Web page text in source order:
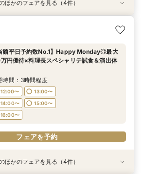
めて式場見学のおふたり】即決なしで安心＆
軽×シェフ特選試食
9:00〜
14:00〜
フェアを予約
時以降】お仕事帰りやテーマパーク帰りに夜
ペシャリテ試食
17:00〜
17:30〜
フェアを予約
からOK【少人数で結婚式】アットホームウ
ィング相談会
9:00〜
14:00〜
フェアを予約
犬と叶えるペット婚】リングドッグ＆足形ス
プ×厳選試食＆20万円分のワンちゃん優待
9:00〜
14:00〜
フェアを予約
ほかのフェアを見る（4件）
館平日予約数No.1】Happy Monday◎最大
円優待×料理長スペシャリテ試食＆演出体
時間：3時間程度
12:00〜
13:00〜
14:00〜
15:00〜
16:00〜
フェアを予約
ほかのフェアを見る（4件）